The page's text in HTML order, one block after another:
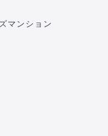
マンション